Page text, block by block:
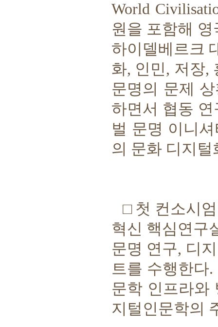
World
원을 포함해
하이델베르크
화, 인민 , 저장,
문명의 문제
하면서 협동
벌 문명 이니
의 문화 디지
□ 첫 컨소시
혁신 핵심연구
문명 연구, 디
트를 수행한다.
문학 인프라와
지털인문학의